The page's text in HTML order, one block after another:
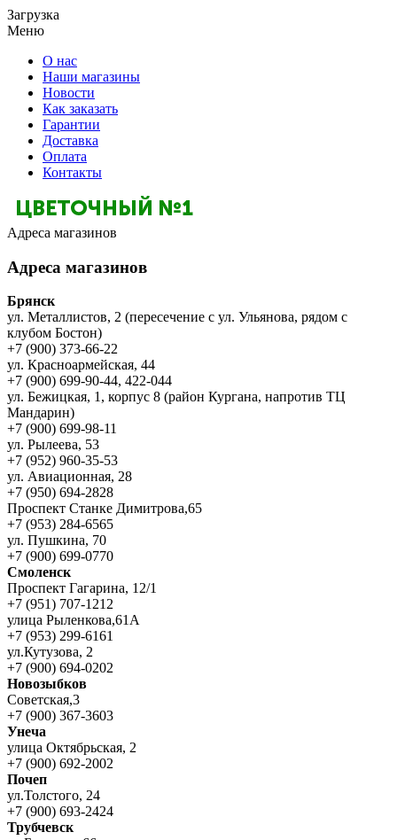
Загрузка
Меню
О нас
Наши магазины
Новости
Как заказать
Гарантии
Доставка
Оплата
Контакты
Адреса магазинов
Адреса магазинов
Брянск
ул. Металлистов, 2 (пересечение с ул. Ульянова, рядом с
клубом Бостон)
+7 (900) 373-66-22
ул. Красноармейская, 44
+7 (900) 699-90-44, 422-044
ул. Бежицкая, 1, корпус 8 (район Кургана, напротив ТЦ
Мандарин)
+7 (900) 699-98-11
ул. Рылеева, 53
+7 (952) 960-35-53
ул. Авиационная, 28
+7 (950) 694-2828
Проспект Станке Димитрова,65
+7 (953) 284-6565
ул. Пушкина, 70
+7 (900) 699-0770
Смоленск
Проспект Гагарина, 12/1
+7 (951) 707-1212
улица Рыленкова,61А
+7 (953) 299-6161
ул.Кутузова, 2
+7 (900) 694-0202
Новозыбков
Советская,3
+7 (900) 367-3603
Унеча
улица Октябрьская, 2
+7 (900) 692-2002
Почеп
ул.Толстого, 24
+7 (900) 693-2424
Трубчевск